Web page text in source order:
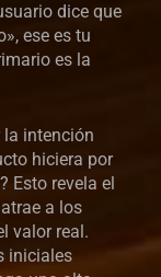
dice que
ese es tu
es la
la intención
hiciera por
Esto revela el
a los
valor real.
iniciales